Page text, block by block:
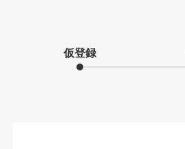
仮登録